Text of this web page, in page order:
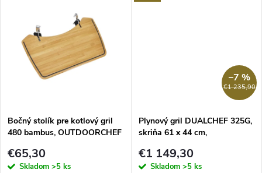
v
Bočný stolík pre kotlový gril
480 bambus, OUTDOORCHEF
€65,30
Skladom >5 ks
€1 235,90
–7 %
Plynový gril DUALCHEF 325G,
skriňa 61 x 44 cm,
€1 149,30
Skladom >5 ks